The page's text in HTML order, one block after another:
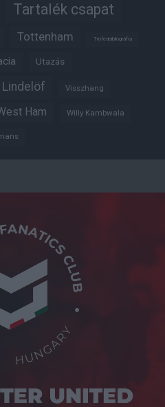
Tartalék csapat
Tottenham Trófeabibliográfia
Utazás
Visszhang
Ham Willy Kambwala